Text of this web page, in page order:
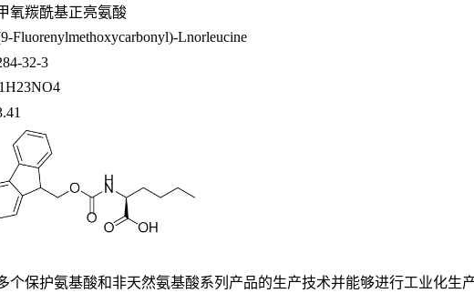
氧羰酰基正亮氨酸
Fluorenylmethoxycarbonyl)-Lnorleucine
32-3
H23NO4
个保护氨基酸和非天然氨基酸系列产品的生产技术并能够进行工业化生